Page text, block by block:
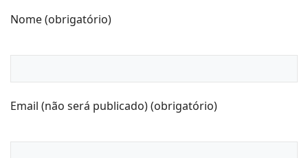
Nome (obrigatório)
Email (não será publicado) (obrigatório)